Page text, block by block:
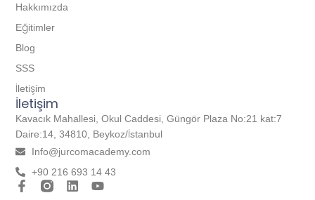
Hakkımızda
Eğitimler
Blog
SSS
İletişim
İletişim
Kavacık Mahallesi, Okul Caddesi, Güngör Plaza No:21 kat:7
Daire:14, 34810, Beykoz/İstanbul
Info@jurcomacademy.com
+90 216 693 14 43